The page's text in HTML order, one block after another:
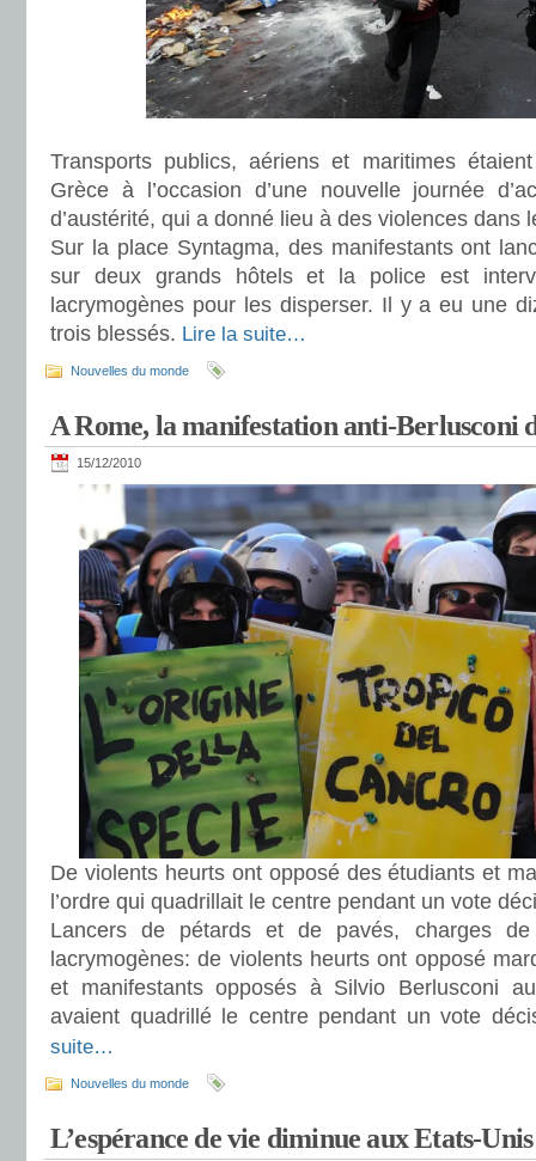
Transports publics, aériens et maritimes
Grèce à l’occasion d’une nouvelle journée
d’austérité, qui a donné lieu à des violences dans
Sur la place Syntagma, des manifestants ont
sur deux grands hôtels et la police est
lacrymogènes pour les disperser. Il y a eu une
trois blessés. Lire la suite…
Nouvelles du monde
A Rome, la manifestation anti-Berlusconi
15/12/2010
De violents heurts ont opposé des étudiants et
l’ordre qui quadrillait le centre pendant un vote
Lancers de pétards et de pavés, charges
lacrymogènes: de violents heurts ont opposé
et manifestants opposés à Silvio Berlusconi
avaient quadrillé le centre pendant un vote
suite…
Nouvelles du monde
L’espérance de vie diminue aux Etats-Unis